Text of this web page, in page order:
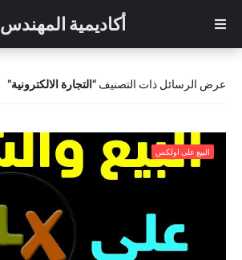
أكاديمية المهندس
عرض الرسائل ذات التصنيف التجارة الالكترونية
البيع على اولكس